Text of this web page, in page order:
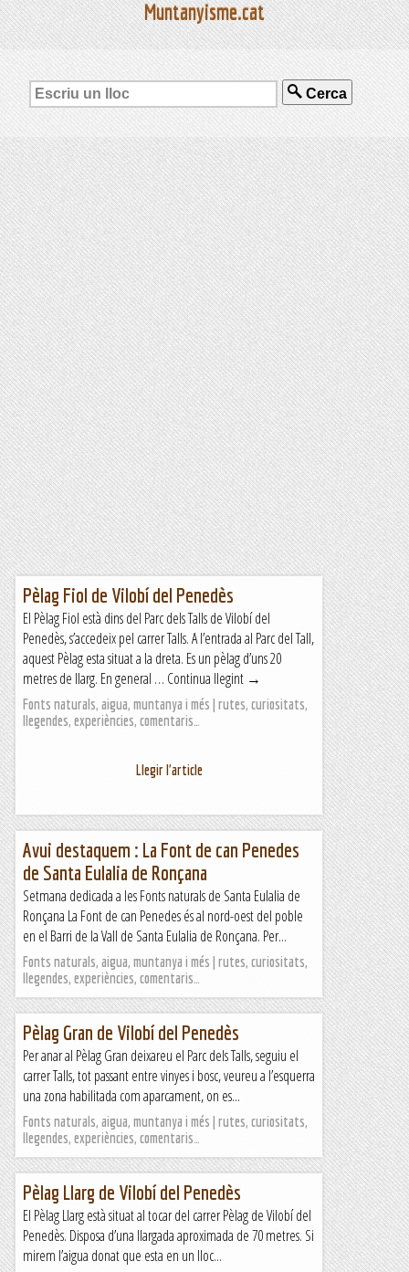
Muntanyisme.cat
Cerca
Pèlag Fiol de Vilobí del Penedès
El Pèlag Fiol està dins del Parc dels Talls de Vilobí del
Penedès, s’accedeix pel carrer Talls. A l’entrada al Parc del Tall,
aquest Pèlag esta situat a la dreta. Es un pèlag d’uns 20
metres de llarg. En general … Continua llegint →
Fonts naturals, aigua, muntanya i més | rutes, curiositats,
llegendes, experiències, comentaris…
Llegir l'article
Avui destaquem : La Font de can Penedes
de Santa Eulalia de Ronçana
Setmana dedicada a les Fonts naturals de Santa Eulalia de
Ronçana La Font de can Penedes és al nord-oest del poble
en el Barri de la Vall de Santa Eulalia de Ronçana. Per...
Fonts naturals, aigua, muntanya i més | rutes, curiositats,
llegendes, experiències, comentaris…
Pèlag Gran de Vilobí del Penedès
Per anar al Pèlag Gran deixareu el Parc dels Talls, seguiu el
carrer Talls, tot passant entre vinyes i bosc, veureu a l’esquerra
una zona habilitada com aparcament, on es...
Fonts naturals, aigua, muntanya i més | rutes, curiositats,
llegendes, experiències, comentaris…
Pèlag Llarg de Vilobí del Penedès
El Pèlag Llarg està situat al tocar del carrer Pèlag de Vilobí del
Penedès. Disposa d’una llargada aproximada de 70 metres. Si
mirem l’aigua donat que esta en un lloc...